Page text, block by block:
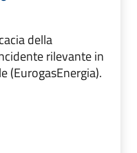
della
rilevante in
(EurogasEnergia).